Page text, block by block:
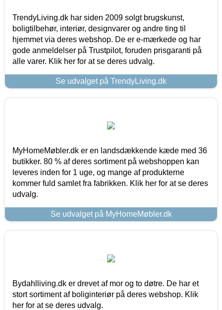
TrendyLiving.dk har siden 2009 solgt brugskunst,
boligtilbehør, interiør, designvarer og andre ting til
hjemmet via deres webshop. De er e-mærkede og har
gode anmeldelser på Trustpilot, foruden prisgaranti på
alle varer. Klik her for at se deres udvalg.
Se udvalget på TrendyLiving.dk
MyHomeMøbler.dk er en landsdækkende kæde med 36
butikker. 80 % af deres sortiment på webshoppen kan
leveres inden for 1 uge, og mange af produkterne
kommer fuld samlet fra fabrikken. Klik her for at se deres
udvalg.
Se udvalget på MyHomeMøbler.dk
Bydahlliving.dk er drevet af mor og to døtre. De har et
stort sortiment af boliginteriør på deres webshop. Klik
her for at se deres udvalg.